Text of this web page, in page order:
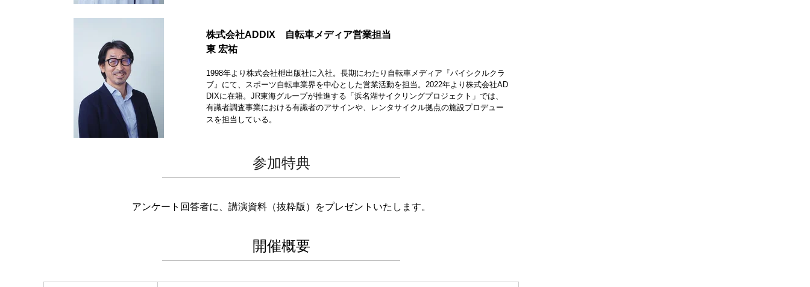
株式会社ADDIX 自転車メディア営業担当
東 宏祐
1998年より株式会社枻出版社に入社。長期にわたり自転車メディア『バイシクルクラ
ブ』にて、スポーツ自転車業界を中心とした営業活動を担当。2022年より株式会社AD
DIXに在籍。JR東海グループが推進する「浜名湖サイクリングプロジェクト」では、
有識者調査事業における有識者のアサインや、レンタサイクル拠点の施設プロデュー
スを担当している。
参加特典
アンケート回答者に、講演資料（抜粋版）をプレゼントいたします。
開催概要